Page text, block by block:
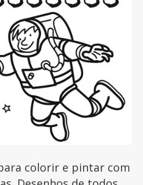
colorir e pintar com